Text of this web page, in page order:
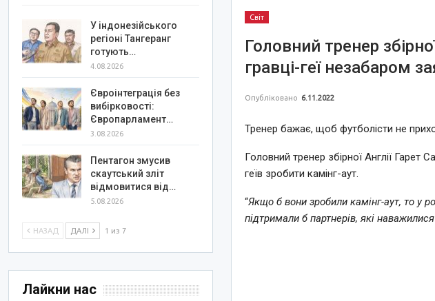
Світ
Головний тренер
гравці-геї незабаром
Опубліковано 6.11.2022
Тренер бажає, щоб футболісти не
Головний тренер збірної Англії Гарет
геїв зробити камінг-аут.
“Якщо б вони зробили камінг-аут, то у
підтримали б партнерів, які
У індонезійського
регіоні Тангеранг
готують…
4.08.2026
Євроінтеграція без
вибірковості:
Європарламент…
3.08.2026
Пентагон змусив
скаутський зліт
відмовитися від…
5.08.2026
НАЗАД ДАЛІ 1 из 7
Лайкни нас